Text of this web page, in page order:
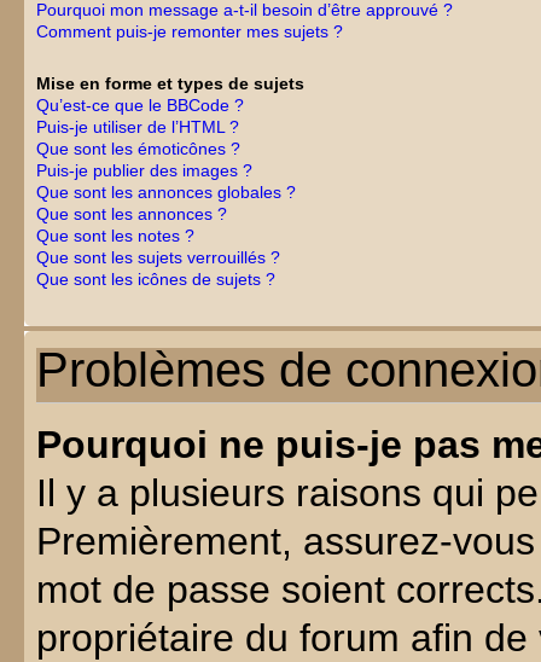
Pourquoi mon message a-t-il besoin d’être approuvé ?
Comment puis-je remonter mes sujets ?
Mise en forme et types de sujets
Qu’est-ce que le BBCode ?
Puis-je utiliser de l’HTML ?
Que sont les émoticônes ?
Puis-je publier des images ?
Que sont les annonces globales ?
Que sont les annonces ?
Que sont les notes ?
Que sont les sujets verrouillés ?
Que sont les icônes de sujets ?
Problèmes de
Pourquoi ne puis-je pas
Il y a plusieurs raisons qui
Premièrement, assurez-
mot de passe soient
propriétaire du forum afin